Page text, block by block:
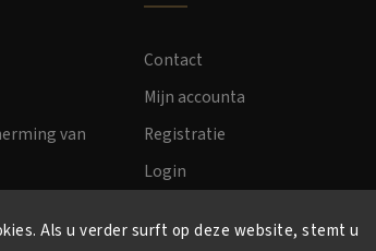
Als u verder surft op deze website, stemt u
van
Contact
Mijn accounta
Registratie
Login